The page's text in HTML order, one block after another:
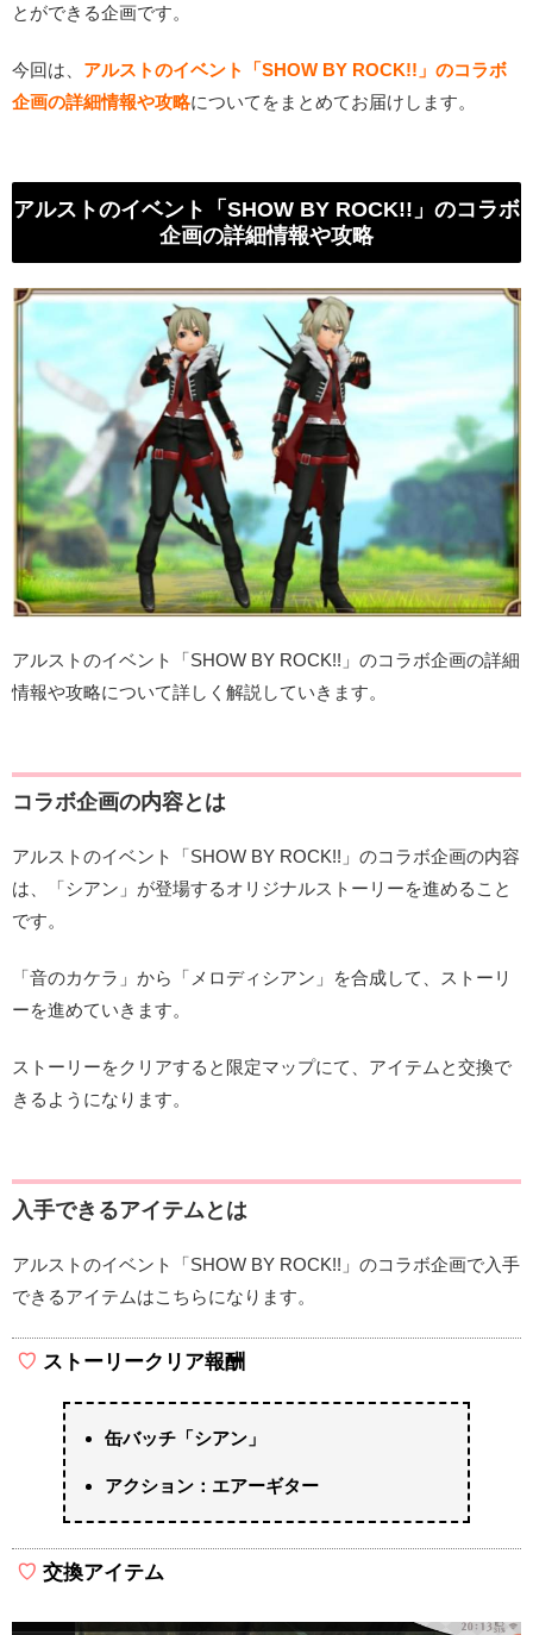
とができる企画です。
今回は、 アルストのイベント「SHOW BY ROCK!!」のコラボ
企画の詳細情報や攻略についてをまとめてお届けします。
アルストのイベント「SHOW BY ROCK!!」のコラボ
企画の詳細情報や攻略
アルストのイベント「SHOW BY ROCK!!」のコラボ企画の詳細
情報や攻略について詳しく解説していきます。
コラボ企画の内容とは
アルストのイベント「SHOW BY ROCK!!」のコラボ企画の内容
は、「シアン」が登場するオリジナルストーリーを進めること
です。
「音のカケラ」から「メロディシアン」を合成して、ストーリ
ーを進めていきます。
ストーリーをクリアすると限定マップにて、アイテムと交換で
きるようになります。
入手できるアイテムとは
アルストのイベント「SHOW BY ROCK!!」のコラボ企画で入手
できるアイテムはこちらになります。
ストーリークリア報酬
缶バッチ「シアン」
アクション：エアーギター
交換アイテム